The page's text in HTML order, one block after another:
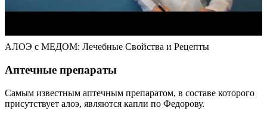
АЛОЭ с МЕДОМ: Лечебные Свойства и Рецепты
Аптечные препараты
Самым известным аптечным препаратом, в составе которого
присутствует алоэ, являются капли по Федорову.